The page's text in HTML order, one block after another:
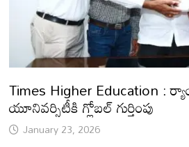
Times Higher Education :
యూనివర్సిటీకి గ్లోబల్ గుర్తింపు
January 23, 2026